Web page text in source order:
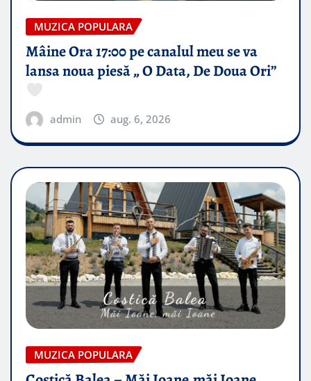
MUZICA POPULARA
Mâine Ora 17:00 pe canalul meu se va
lansa noua piesă „ O Data, De Doua Ori”
admin aug. 6, 2026
MUZICA POPULARA